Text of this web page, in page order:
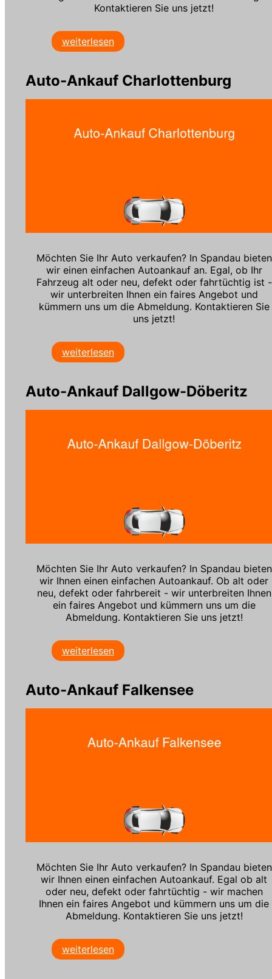
Kontaktieren Sie uns jetzt!
weiterlesen
Auto-Ankauf Charlottenburg
Möchten Sie Ihr Auto verkaufen? In Spandau bieten
wir einen einfachen Autoankauf an. Egal, ob Ihr
Fahrzeug alt oder neu, defekt oder fahrtüchtig ist -
wir unterbreiten Ihnen ein faires Angebot und
kümmern uns um die Abmeldung. Kontaktieren Sie
uns jetzt!
weiterlesen
Auto-Ankauf Dallgow-Döberitz
Möchten Sie Ihr Auto verkaufen? In Spandau bieten
wir Ihnen einen einfachen Autoankauf. Ob alt oder
neu, defekt oder fahrbereit - wir unterbreiten Ihnen
ein faires Angebot und kümmern uns um die
Abmeldung. Kontaktieren Sie uns jetzt!
weiterlesen
Auto-Ankauf Falkensee
Möchten Sie Ihr Auto verkaufen? In Spandau bieten
wir Ihnen einen einfachen Autoankauf. Egal ob alt
oder neu, defekt oder fahrtüchtig - wir machen
Ihnen ein faires Angebot und kümmern uns um die
Abmeldung. Kontaktieren Sie uns jetzt!
weiterlesen